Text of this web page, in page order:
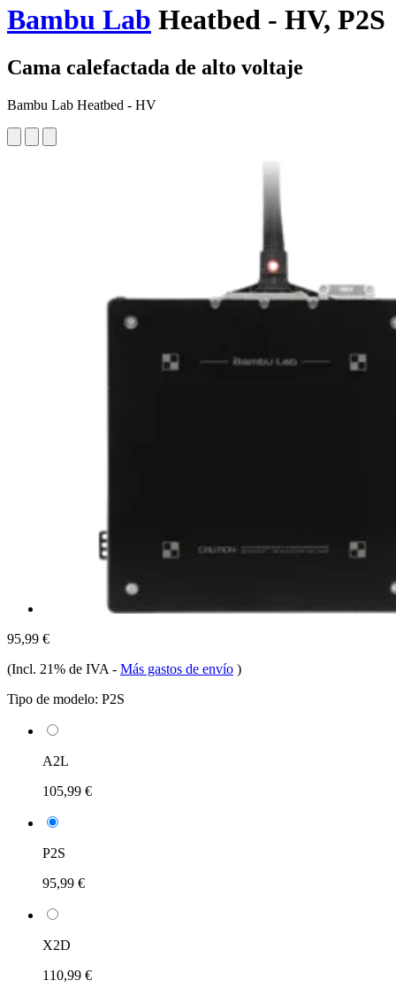
Bambu Lab Heatbed - HV, P2S
Cama calefactada de alto voltaje
Bambu Lab Heatbed - HV
95,99 €
(Incl. 21% de IVA - Más gastos de envío )
Tipo de modelo: P2S
A2L
105,99 €
P2S
95,99 €
X2D
110,99 €